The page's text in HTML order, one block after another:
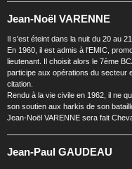
Jean-Noël VARENNE
Il s'est éteint dans la nuit du 20 au
En 1960, il est admis à l'EMIC,
lieutenant. Il choisit alors le 7ème
participe aux opérations du secteur
citation.
Rendu à la vie civile en 1962, il ne
son soutien aux harkis de son
Jean-Noël VARENNE sera fait
Jean-Paul GAUDEAU